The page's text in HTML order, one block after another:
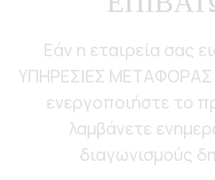
Εάν η εταιρεία σας
ΥΠΗΡΕΣΙΕΣ ΜΕΤΑΦΟΡΑΣ
ενεργοποιήστε το
λαμβάνετε
διαγωνισμούς